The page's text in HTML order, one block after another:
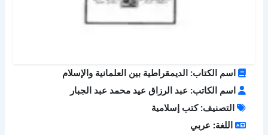
اسم الكتاب: الديمقراطية بين العلمانية والإسلام
اسم الكاتب: عبد الرزاق عيد محمد عبد الجبار
التصنيف: كتب إسلامية
اللغة: عربي